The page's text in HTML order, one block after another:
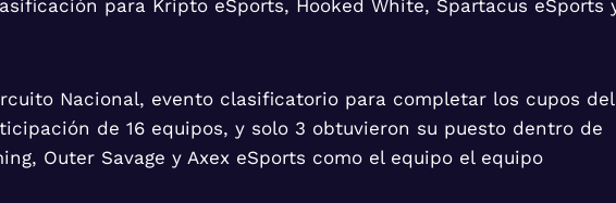
para Kripto eSports, Hooked White, Spartacus eSports
Nacional, evento clasificatorio para completar los cupos del
de 16 equipos, y solo 3 obtuvieron su puesto dentro de
Outer Savage y Axex eSports como el equipo el equipo